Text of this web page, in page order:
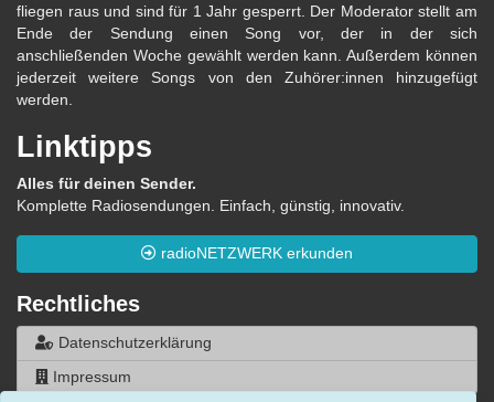
fliegen raus und sind für 1 Jahr gesperrt. Der Moderator stellt am
Ende der Sendung einen Song vor, der in der sich
anschließenden Woche gewählt werden kann. Außerdem können
jederzeit weitere Songs von den Zuhörer:innen hinzugefügt
werden.
Linktipps
Alles für deinen Sender.
Komplette Radiosendungen. Einfach, günstig, innovativ.
radioNETZWERK erkunden
Rechtliches
Datenschutzerklärung
Impressum